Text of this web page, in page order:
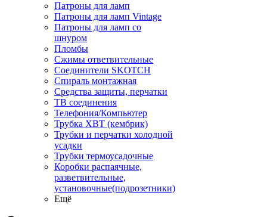
Патроны для ламп
Патроны для ламп Vintage
Патроны для ламп со
шнуром
Пломбы
Сжимы ответвительные
Соединители SKOTCH
Спираль монтажная
Средства защиты, перчатки
ТВ соединения
Телефония/Компьютер
Трубка ХВТ (кембрик)
Трубки и перчатки холодной
усадки
Трубки термоусадочные
Коробки распаячные,
разветвительные,
установочные(подрозетники)
Ещё